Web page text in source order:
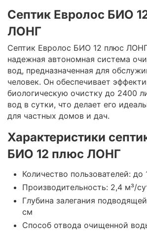
Септик Евролос БИО
ЛОНГ
Септик Евролос БИО 12 плюс
надежная автономная система
вод, предназначенная для
человек. Он обеспечивает
биологическую очистку до 2400
вод в сутки, что делает его
для частных домов и дач.​
Характеристики
БИО 12 плюс ЛОНГ
Количество пользователей: до
Производительность: 2,4 м³/
Глубина залегания
см
Способ отвода очищенной